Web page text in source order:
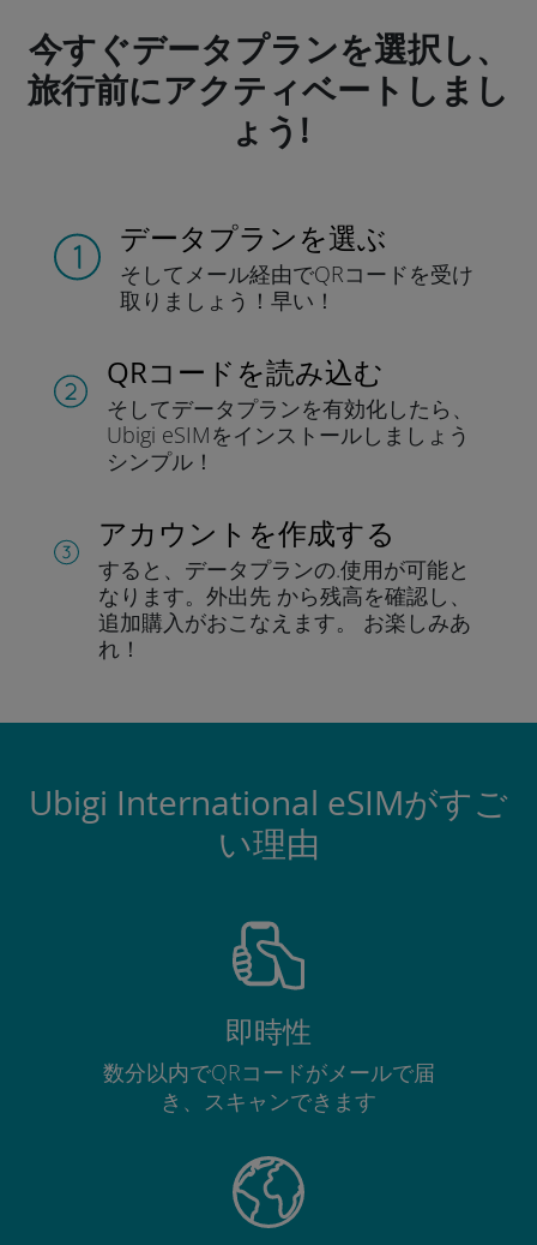
今すぐデータプランを選択し、
旅行前にアクティベートしまし
ょう!
データプランを選ぶ
そしてメール経由でQRコードを受け
取りましょう！早い！
QRコードを読み込む
そしてデータプランを有効化したら、
Ubigi eSIMをインストールしま しょう
シンプル！
アカウントを作成する
すると、データプランの.使用が可能と
なります。 外出先 から残高を確認し、
追加購入がおこなえます。
お楽しみあ
れ！
Ubigi International eSIMがすご
い理由
即時性
数分以内でQRコードがメールで届
き、スキャンできます